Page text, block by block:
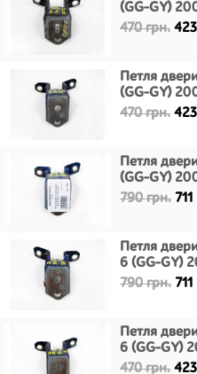
(GG-GY)
470 грн.
Петля
(GG-GY)
470 грн.
Петля
(GG-GY)
790 грн.
Петля
6 (GG-GY)
790 грн.
Петля
6 (GG-GY)
470 грн.